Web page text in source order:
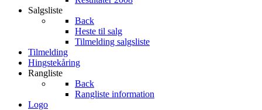
Salgsliste
Back
Heste til salg
Tilmelding salgsliste
Tilmelding
Hingstekåring
Rangliste
Back
Rangliste information
Logo